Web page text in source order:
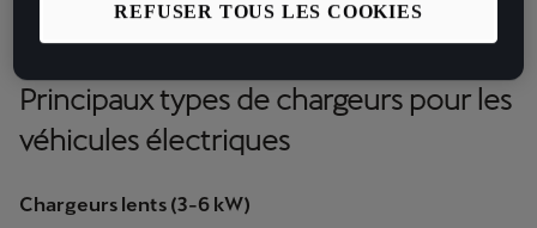
Principaux types de chargeurs pour les
véhicules électriques
Chargeurs lents (3-6 kW)
REFUSER TOUS LES COOKIES